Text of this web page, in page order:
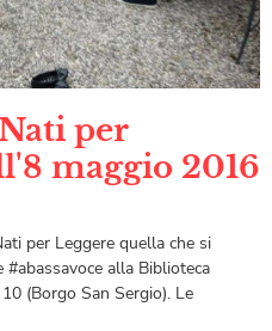
per
maggio 2016
per Leggere quella che si
alla Biblioteca
(Borgo San Sergio). Le